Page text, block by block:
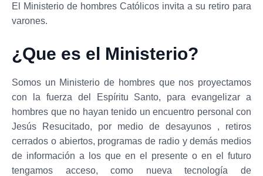
El Ministerio de hombres Católicos invita a su retiro para
varones.
¿Que es el Ministerio?
Somos un Ministerio de hombres que nos proyectamos
con la fuerza del Espíritu Santo, para evangelizar a
hombres que no hayan tenido un encuentro personal con
Jesús Resucitado, por medio de desayunos , retiros
cerrados o abiertos, programas de radio y demás medios
de información a los que en el presente o en el futuro
tengamos acceso, como nueva tecnología de